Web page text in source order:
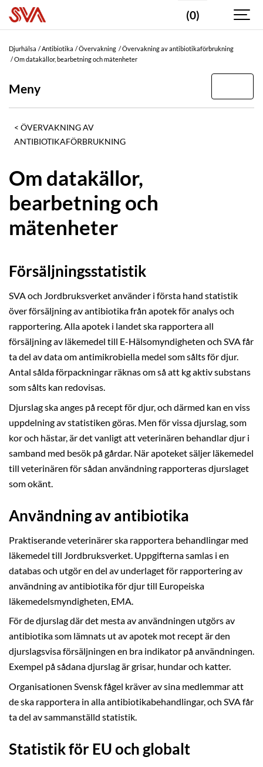
(0)
Djurhälsa Antibiotika Övervakning
Övervakning av antibiotikaförbrukning
Om datakällor, bearbetning och mätenheter
Meny
ÖVERVAKNING AV
ANTIBIOTIKAFÖRBRUKNING
Om datakällor,
bearbetning och
mätenheter
Försäljningsstatistik
SVA och Jordbruksverket använder i första hand statistik
över försäljning av antibiotika från apotek för analys och
rapportering. Alla apotek i landet ska rapportera all
försäljning av läkemedel till E-Hälsomyndigheten och SVA får
ta del av data om antimikrobiella medel som sålts för djur.
Antal sålda förpackningar räknas om så att kg aktiv substans
som sålts kan redovisas.
Djurslag ska anges på recept för djur, och därmed kan en viss
uppdelning av statistiken göras. Men för vissa djurslag, som
kor och hästar, är det vanligt att veterinären behandlar djur i
samband med besök på gårdar. När apoteket säljer läkemedel
till veterinären för sådan användning rapporteras djurslaget
som okänt.
Användning av antibiotika
Praktiserande veterinärer ska rapportera behandlingar med
läkemedel till Jordbruksverket. Uppgifterna samlas i en
databas och utgör en del av underlaget för rapportering av
användning av antibiotika för djur till Europeiska
läkemedelsmyndigheten, EMA.
För de djurslag där det mesta av användningen utgörs av
antibiotika som lämnats ut av apotek mot recept är den
djurslagsvisa försäljningen en bra indikator på användningen.
Exempel på sådana djurslag är grisar, hundar och katter.
Organisationen Svensk fågel kräver av sina medlemmar att
de ska rapportera in alla antibiotikabehandlingar, och SVA får
ta del av sammanställd statistik.
Statistik för EU och globalt